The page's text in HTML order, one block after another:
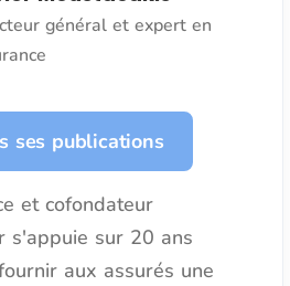
général et expert en
ses publications
et cofondateur
s'appuie sur 20 ans
aux assurés une